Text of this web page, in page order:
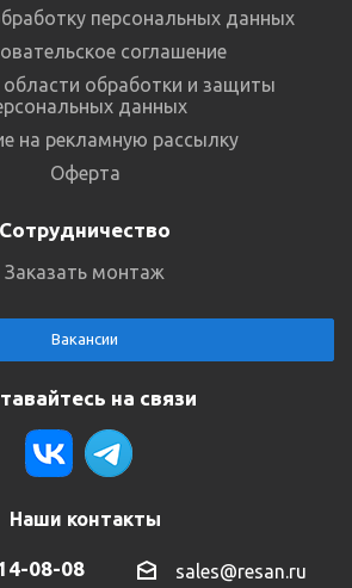
персональных данных
соглашение
обработки и защиты
данных
на рекламную рассылку
Оферта
Сотрудничество
Заказать монтаж
Вакансии
на связи
Наши контакты
08-08 sales@resan.ru